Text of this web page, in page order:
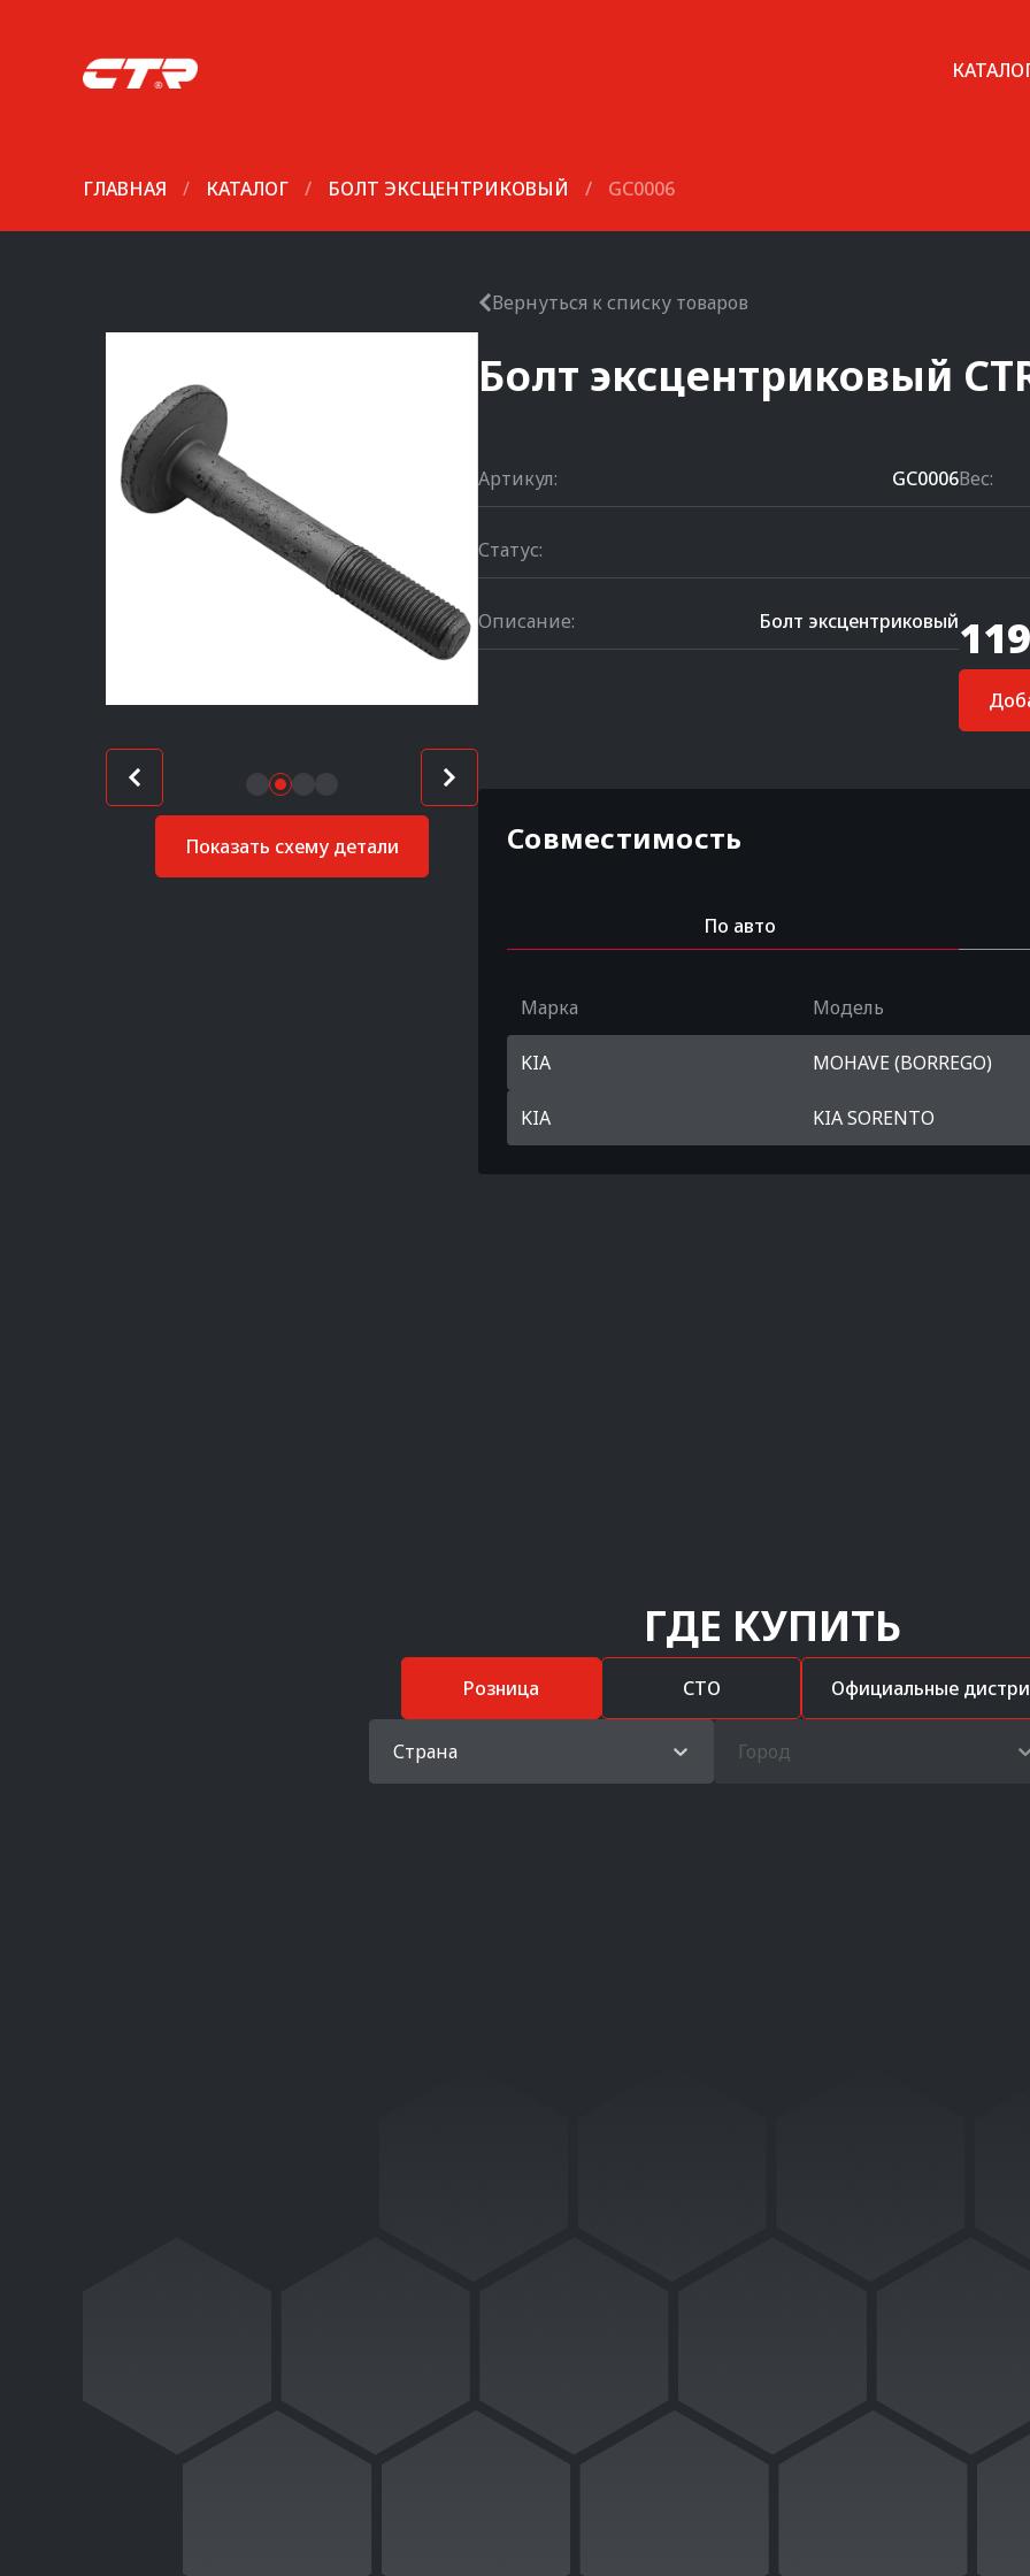
ГЛАВНАЯ / КАТАЛОГ / БОЛТ ЭКСЦЕНТРИКОВЫЙ / GC0006
Показать схему детали
Вернуться к списку товаров
Болт эксцентриковый
Артикул: GC0006Вес:
Статус:
Описание: Болт эксцентриковый
Совместимость
По авто
Марка Модель
KIA MOHAVE (BORREGO)
KIA KIA SORENTO
ГДЕ КУПИТЬ
Розница СТО Официальные
Страна Город